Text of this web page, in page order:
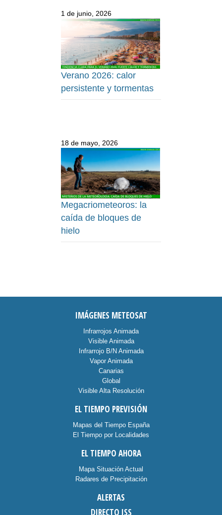
1 de junio, 2026
Verano 2026: calor
persistente y tormentas
18 de mayo, 2026
Megacriometeoros: la
caída de bloques de
hielo
IMÁGENES METEOSAT
Infrarrojos Animada
Visible Animada
Infrarrojo B/N Animada
Vapor Animada
Canarias
Global
Visible Alta Resolución
EL TIEMPO PREVISIÓN
Mapas del Tiempo España
El Tiempo por Localidades
EL TIEMPO AHORA
Mapa Situación Actual
Radares de Precipitación
ALERTAS
DIRECTO ISS